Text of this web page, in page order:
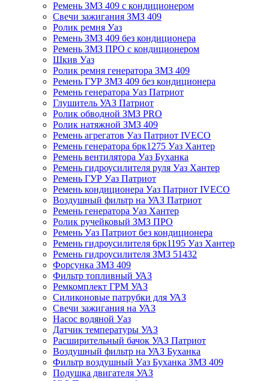
Ремень ЗМЗ 409 с кондиционером
Свечи зажигания ЗМЗ 409
Ролик ремня Уаз
Ремень ЗМЗ 409 без кондиционера
Ремень ЗМЗ ПРО с кондиционером
Шкив Уаз
Ролик ремня генератора ЗМЗ 409
Ремень ГУР ЗМЗ 409 без кондиционера
Ремень генератора Уаз Патриот
Глушитель УАЗ Патриот
Ролик обводной ЗМЗ PRO
Ролик натяжной ЗМЗ 409
Ремень агрегатов Уаз Патриот IVECO
Ремень генератора 6рк1275 Уаз Хантер
Ремень вентилятора Уаз Буханка
Ремень гидроусилителя руля Уаз Хантер
Ремень ГУР Уаз Патриот
Ремень кондиционера Уаз Патриот IVECO
Воздушный фильтр на УАЗ Патриот
Ремень генератора Уаз Хантер
Ролик ручейковый ЗМЗ ПРО
Ремень Уаз Патриот без кондиционера
Ремень гидроусилителя 6рк1195 Уаз Хантер
Ремень гидроусилителя ЗМЗ 51432
Форсунка ЗМЗ 409
Фильтр топливный УАЗ
Ремкомплект ГРМ УАЗ
Силиконовые патрубки для УАЗ
Свечи зажигания на УАЗ
Насос водяной Уаз
Датчик температуры УАЗ
Расширительный бачок УАЗ Патриот
Воздушный фильтр на УАЗ Буханка
Фильтр воздушный Уаз Буханка ЗМЗ 409
Подушка двигателя УАЗ